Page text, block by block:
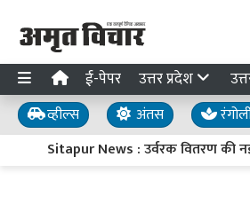
ई-पेपर उत्तर प्रदेश
व्हील्स अंतस
Sitapur News : उर्वरक वितरण की नई